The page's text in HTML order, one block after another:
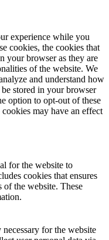
experience while you
cookies, the cookies that
your browser as they are
of the website. We
and understand how
stored in your browser
option to opt-out of these
may have an effect
for the website to
cookies that ensures
of the website. These
for the website